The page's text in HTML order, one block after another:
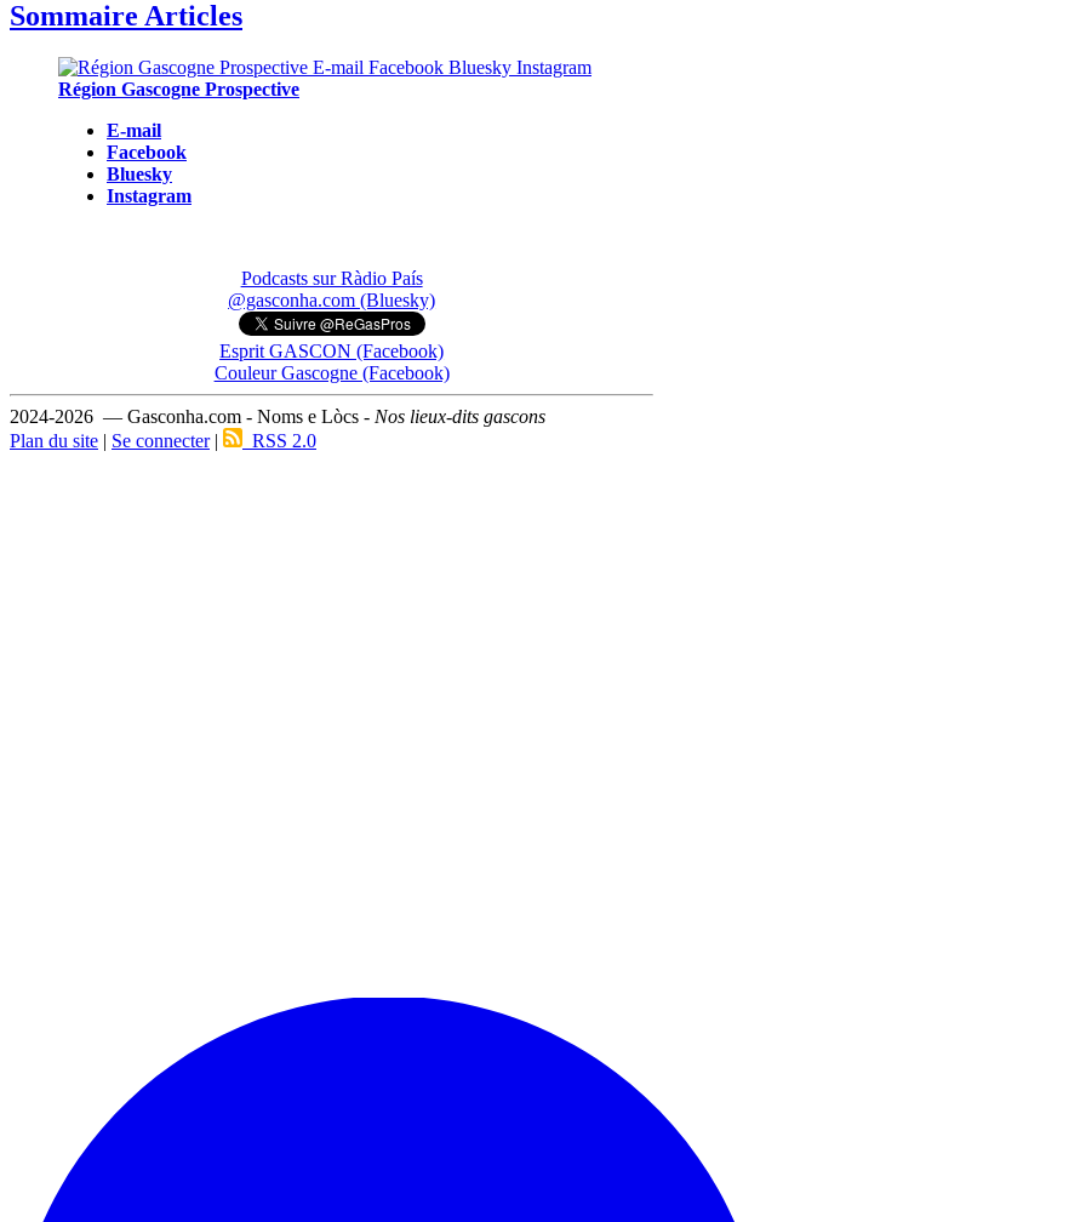
Sommaire Articles
Région Gascogne Prospective
E-mail
Facebook
Bluesky
Instagram
Podcasts sur Ràdio País
@gasconha.com (Bluesky)
Esprit GASCON (Facebook)
Couleur Gascogne (Facebook)
2024-2026 — Gasconha.com - Noms e Lòcs - Nos lieux-dits gascons
Plan du site | Se connecter| RSS 2.0